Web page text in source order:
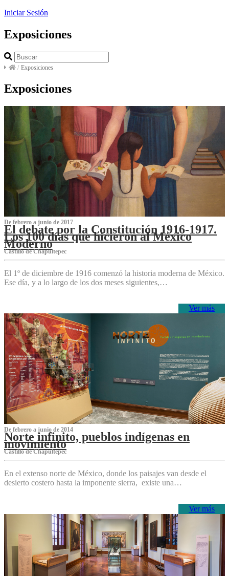
Iniciar Sesión
Exposiciones
/ Exposiciones
Exposiciones
De febrero a junio de 2017
El debate por la Constitución 1916-1917.
Los 100 días que hicieron al México
Moderno
Castillo de Chapultepec
El 1º de diciembre de 1916 comenzó la historia moderna de México.
Ese día, y a lo largo de los dos meses siguientes,…
Ver más
De febrero a junio de 2014
Norte infinito, pueblos indígenas en
movimiento
Castillo de Chapultepec
En el extenso norte de México, donde los paisajes van desde el
desierto costero hasta la imponente sierra, existe una…
Ver más